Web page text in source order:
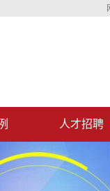
人才招聘